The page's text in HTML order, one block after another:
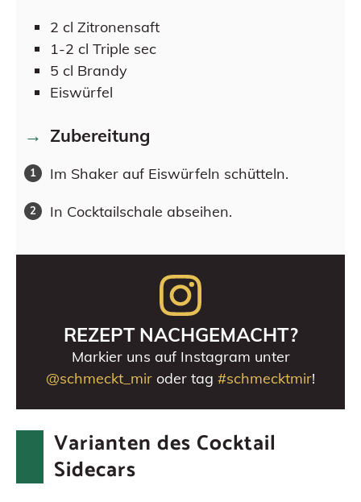
2 cl Zitronensaft
1-2 cl Triple sec
5 cl Brandy
Eiswürfel
Zubereitung
Im Shaker auf Eiswürfeln schütteln.
In Cocktailschale abseihen.
REZEPT NACHGEMACHT?
Markier uns auf Instagram unter
@schmeckt_mir oder tag #schmecktmir!
Varianten des Cocktail
Sidecars